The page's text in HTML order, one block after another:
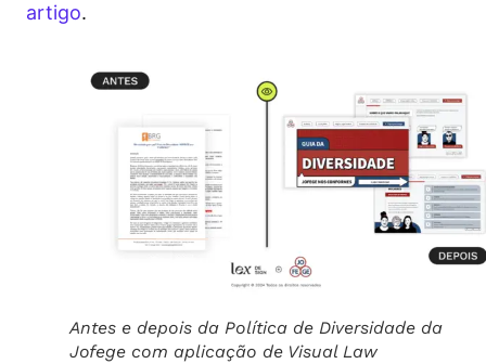
artigo.
Antes e depois da Política de Diversidade da
Jofege com aplicação de Visual Law